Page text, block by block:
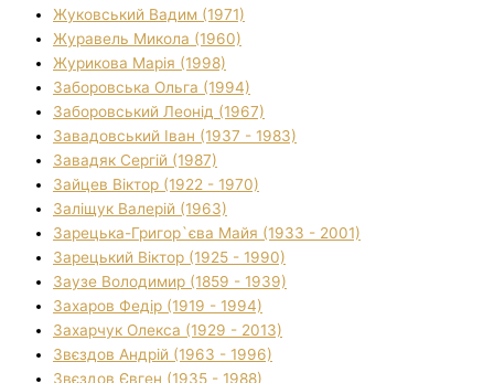
Жуковський Вадим (1971)
Журавель Микола (1960)
Журикова Марія (1998)
Заборовська Ольга (1994)
Заборовський Леонід (1967)
Завадовський Іван (1937 - 1983)
Завадяк Сергій (1987)
Зайцев Віктор (1922 - 1970)
Заліщук Валерій (1963)
Зарецька-Григор`єва Майя (1933 - 2001)
Зарецький Віктор (1925 - 1990)
Заузе Володимир (1859 - 1939)
Захаров Федір (1919 - 1994)
Захарчук Олекса (1929 - 2013)
Звєздов Андрій (1963 - 1996)
Звєздов Євген (1935 - 1988)